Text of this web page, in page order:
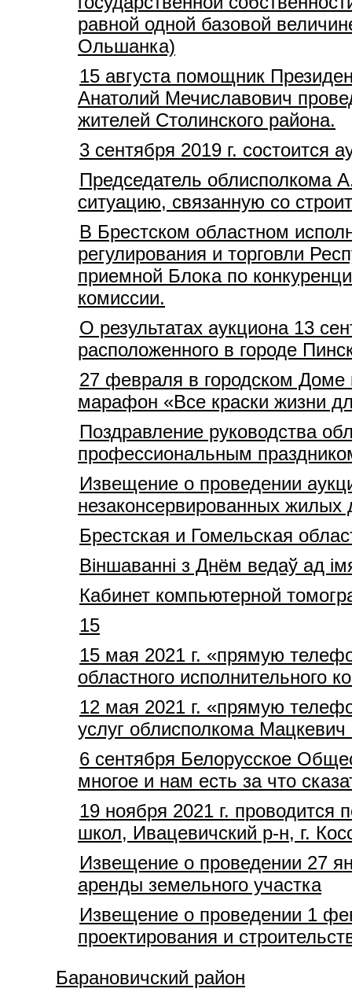
равной одной базовой
Ольшанка)
15 августа помощник
Анатолий Мечиславович
жителей Столинского района.
3 сентября 2019 г. состоится
Председатель облисполкома
ситуацию, связанную со
В Брестском областном
регулирования и торговли
приемной Блока по
комиссии.
О результатах аукциона 13
расположенного в городе
27 февраля в городском Доме
марафон «Все краски жизни
Поздравление руководства
профессиональным
Извещение о проведении
незаконсервированных жилых
Брестская и Гомельская
Віншаванні з Днём ведаў ад
Кабинет компьютерной
15
15 мая 2021 г. «прямую
областного исполнительного
12 мая 2021 г. «прямую
услуг облисполкома
6 сентября Белорусское
многое и нам есть за что
19 ноября 2021 г. проводится
школ, Ивацевичский р-н, г.
Извещение о проведении 27
аренды земельного участка
Извещение о проведении 1
проектирования и
Барановичский район